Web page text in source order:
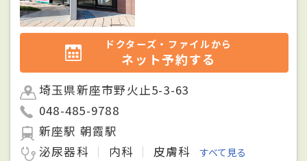
ドクターズ・ファイルから
ネット予約する
埼玉県新座市野火止5-3-63
048-485-9788
新座駅 朝霞駅
泌尿器科
内科 皮膚科 すべて見る